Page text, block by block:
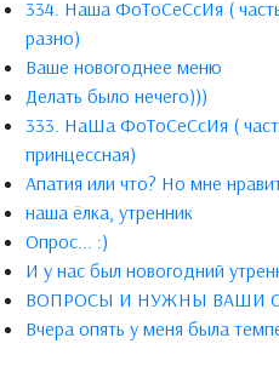
334. Наша ФоТоСеСсИя (
разно)
Ваше новогоднее меню
Делать было нечего)))
333. НаШа ФоТоСеСсИя (
принцессная)
Апатия или что? Но мне
наша ёлка, утренник
Опрос... :)
И у нас был новогодний
ВОПРОСЫ И НУЖНЫ ВАШИ
Вчера опять у меня была